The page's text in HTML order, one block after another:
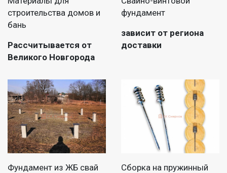
строительства домов и
бань
Рассчитывается от
Великого Новгорода
фундамент
зависит от региона
доставки
Фундамент из ЖБ свай
Сборка на пружинный